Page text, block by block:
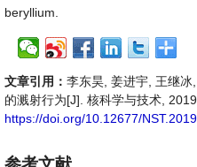
beryllium.
文章引用： 李东昊, 姜进宇, 王继
的溅射行为[J]. 核科学与技术,
https://doi.org/10.12677/